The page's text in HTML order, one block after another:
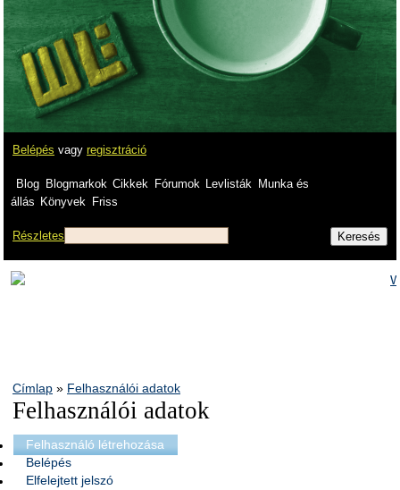
Belépés vagy regisztráció
Blog Blogmarkok Cikkek Fórumok Levlisták
Munka és
állás Könyvek Friss
Részletes
Címlap » Felhasználói adatok
Felhasználói adatok
Felhasználó létrehozása
Belépés
Elfelejtett jelszó